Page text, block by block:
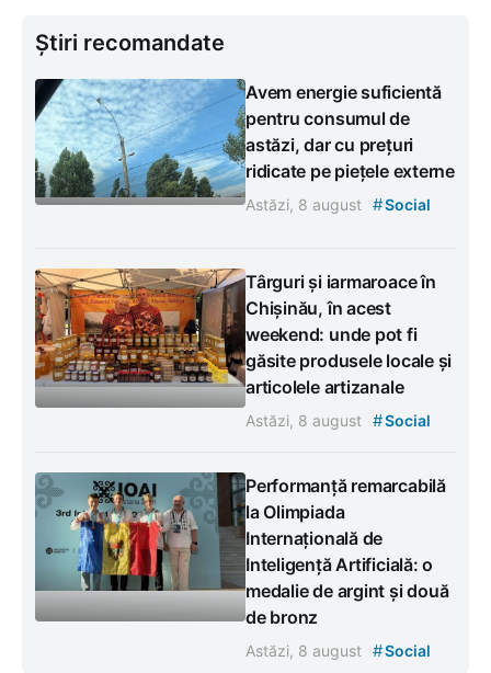
Știri recomandate
Avem energie suficientă
pentru consumul de
astăzi, dar cu prețuri
ridicate pe piețele externe
Astăzi, 8 august #Social
Târguri și iarmaroace în
Chișinău, în acest
weekend: unde pot fi
găsite produsele locale și
articolele artizanale
Astăzi, 8 august #Social
Performanță remarcabilă
la Olimpiada
Internațională de
Inteligență Artificială: o
medalie de argint și două
de bronz
Astăzi, 8 august #Social